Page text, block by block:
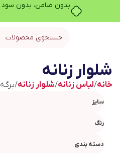
بدون ضامن، بدون سود
شلوار زنانه
خانه لباس زنانه شلوار زنانه برگه 3
سایز
رنگ
دسته بندی